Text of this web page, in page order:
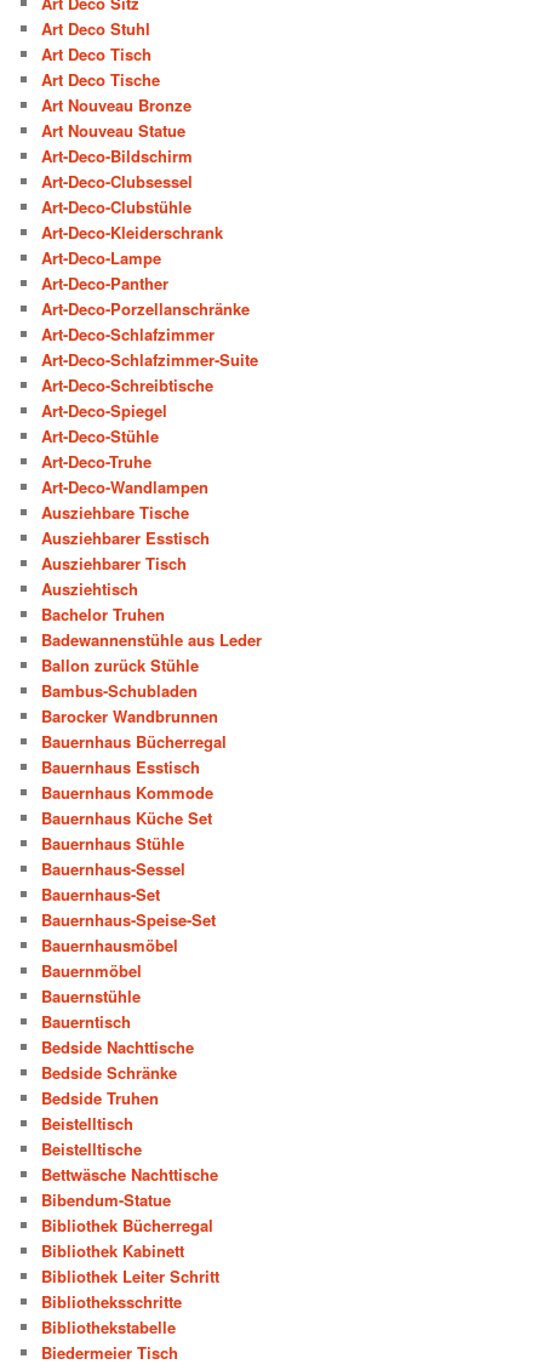
Art Deco Stuhl
Art Deco Tisch
Art Deco Tische
Art Nouveau Bronze
Art Nouveau Statue
Art-Deco-Bildschirm
Art-Deco-Clubsessel
Art-Deco-Clubstühle
Art-Deco-Kleiderschrank
Art-Deco-Lampe
Art-Deco-Panther
Art-Deco-Porzellanschränke
Art-Deco-Schlafzimmer
Art-Deco-Schlafzimmer-Suite
Art-Deco-Schreibtische
Art-Deco-Spiegel
Art-Deco-Stühle
Art-Deco-Truhe
Art-Deco-Wandlampen
Ausziehbare Tische
Ausziehbarer Esstisch
Ausziehbarer Tisch
Ausziehtisch
Bachelor Truhen
Badewannenstühle aus Leder
Ballon zurück Stühle
Bambus-Schubladen
Barocker Wandbrunnen
Bauernhaus Bücherregal
Bauernhaus Esstisch
Bauernhaus Kommode
Bauernhaus Küche Set
Bauernhaus Stühle
Bauernhaus-Sessel
Bauernhaus-Set
Bauernhaus-Speise-Set
Bauernhausmöbel
Bauernmöbel
Bauernstühle
Bauerntisch
Bedside Nachttische
Bedside Schränke
Bedside Truhen
Beistelltisch
Beistelltische
Bettwäsche Nachttische
Bibendum-Statue
Bibliothek Bücherregal
Bibliothek Kabinett
Bibliothek Leiter Schritt
Bibliotheksschritte
Bibliothekstabelle
Biedermeier Tisch